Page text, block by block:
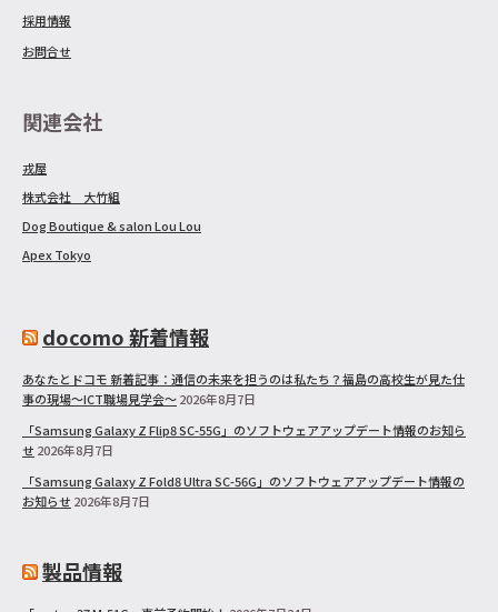
採用情報
お問合せ
関連会社
戎屋
株式会社 大竹組
Dog Boutique & salon Lou Lou
Apex Tokyo
docomo 新着情報
あなたとドコモ 新着記事：通信の未来を担うのは私たち？福島の高校生が見た仕
事の現場～ICT職場見学会～2026年8月7日
「Samsung Galaxy Z Flip8 SC-55G」のソフトウェアアップデート情報のお知ら
せ 2026年8月7日
「Samsung Galaxy Z Fold8 Ultra SC-56G」のソフトウェアアップデート情報の
お知らせ 2026年8月7日
製品情報